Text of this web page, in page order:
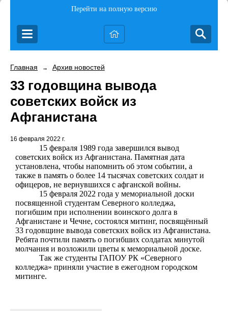
Перейти на полную версию
Главная → Архив новостей
33 годовщина вывода
советских войск из
Афганистана
16 февраля 2022 г.
15 февраля 1989 года завершилсявывод
советских войск из Афганистана. Памятная дата
установлена, чтобы напомнить об этом событии, а
также в память о более 14 тысячах советских солдат и
офицеров, не вернувшихся с афганской войны.
15 февраля 2022 годау мемориальной доски
посвященной студентам Северного колледжа,
погибшим при исполнении воинского долга в
Афганистане и Чечне, состоялся митинг, посвящённый
33 годовщине вывода советских войск из Афганистана.
Ребята почтили память о погибших солдатах минутой
молчания и возложили цветы к мемориальной доске.
Так же студенты ГАПОУ РК «Северного
колледжа» приняли участие в ежегодном городском
митинге.